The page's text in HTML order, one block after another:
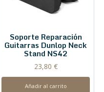
Soporte Reparación
Guitarras Dunlop Neck
Stand NS42
23,80 €
Añadir al carrito